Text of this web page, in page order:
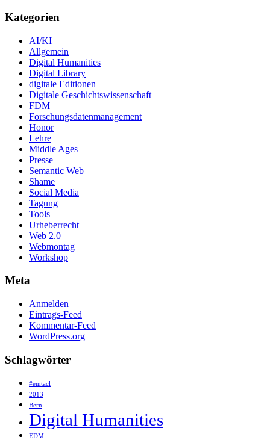
Kategorien
AI/KI
Allgemein
Digital Humanities
Digital Library
digitale Editionen
Digitale Geschichtswissenschaft
FDM
Forschungsdatenmanagement
Honor
Lehre
Middle Ages
Presse
Semantic Web
Shame
Social Media
Tagung
Tools
Urheberrecht
Web 2.0
Webmontag
Workshop
Meta
Anmelden
Eintrags-Feed
Kommentar-Feed
WordPress.org
Schlagwörter
#emtacl
2013
Bern
Digital Humanities
EDM